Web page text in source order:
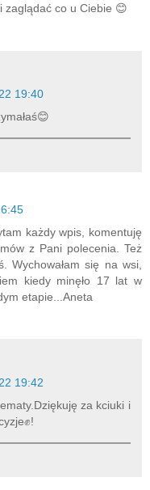
zaglądać co u Ciebie 😊
19:40
każdy wpis, komentuję
z Pani polecenia. Też
Wychowałam się na wsi,
kiedy minęło 17 lat w
etapie...Aneta
19:42
za kciuki i